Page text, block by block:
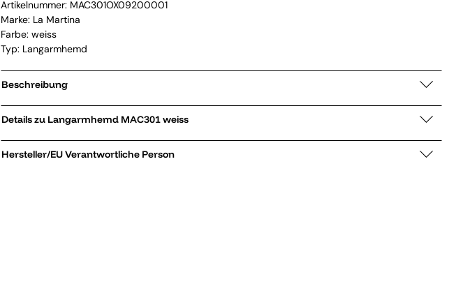
Artikelnummer: MAC301OX09200001
Marke: La Martina
Farbe: weiss
Typ: Langarmhemd
Beschreibung
Details zu Langarmhemd MAC301 weiss
Hersteller/EU Verantwortliche Person